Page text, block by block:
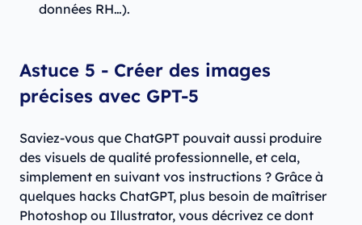
données RH…).
Astuce 5 - Créer des images
précises avec GPT-5
Saviez-vous que ChatGPT pouvait aussi produire
des visuels de qualité professionnelle, et cela,
simplement en suivant vos instructions ? Grâce à
quelques hacks ChatGPT, plus besoin de maîtriser
Photoshop ou Illustrator, vous décrivez ce dont